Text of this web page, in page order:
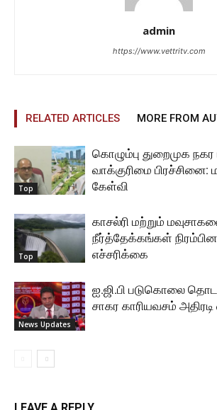
admin
https://www.vettritv.com
RELATED ARTICLES MORE FROM
Top
கொழும்பு துறைமுக
வாக்குரிமை பிரச்சினை:
கேள்வி
Top
காசல்ரி மற்றும்
நீர்த்தேக்கங்கள்
எச்சரிக்கை
News Updates
ஐ.ஜி.பி படுகொலை
சாகர காரியவசம்